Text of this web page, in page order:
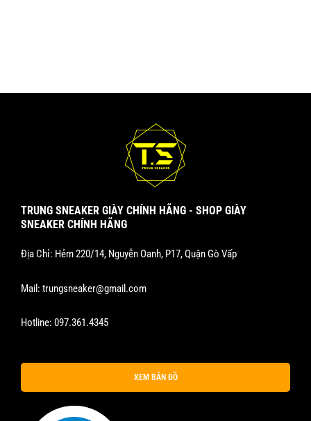
TRUNG SNEAKER GIÀY CHÍNH HÃNG - SHOP GIÀY
SNEAKER CHÍNH HÃNG
Địa Chỉ: Hẻm 220/14, Nguyễn Oanh, P17, Quận Gò Vấp
Mail: trungsneaker@gmail.com
Hotline: 097.361.4345
XEM BẢN ĐỒ